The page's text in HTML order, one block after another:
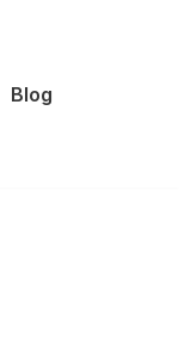
Blog